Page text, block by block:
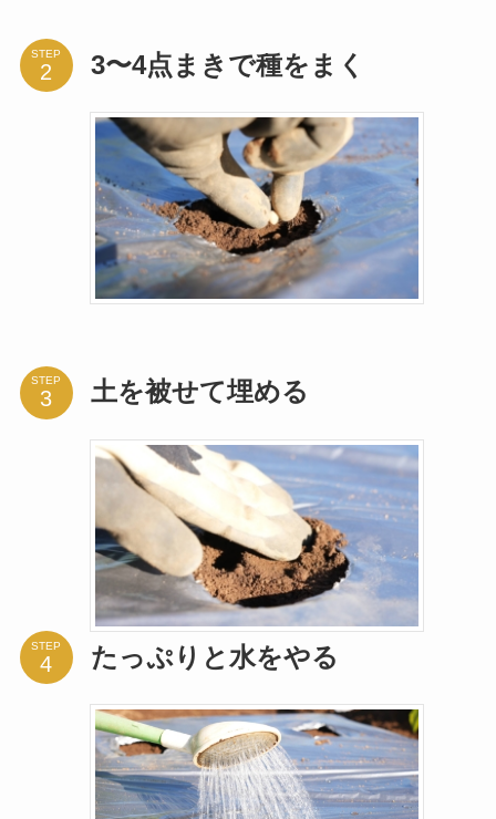
STEP 3〜4点まきで種をまく
STEP 土を被せて埋める
STEP たっぷりと水をやる